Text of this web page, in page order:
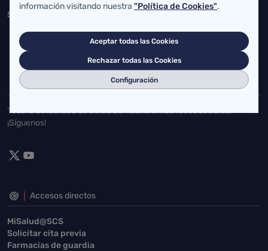
Servicio Cántabro de Salud
Cardenal Herrera Oria, S/N 39011 Santander, Cantabria
buzgen.dg@scsalud.es
942202772
Toda la actualidad de Salud Cantabria en las redes sociales.
¡Síguenos!
Accesos directos
MiSalud@SCS
Solicitar cita previa
Farmacias de guardia
información visitando nuestra "Política de Cookies".
Aceptar todas las Cookies
Rechazar todas las Cookies
Configuración